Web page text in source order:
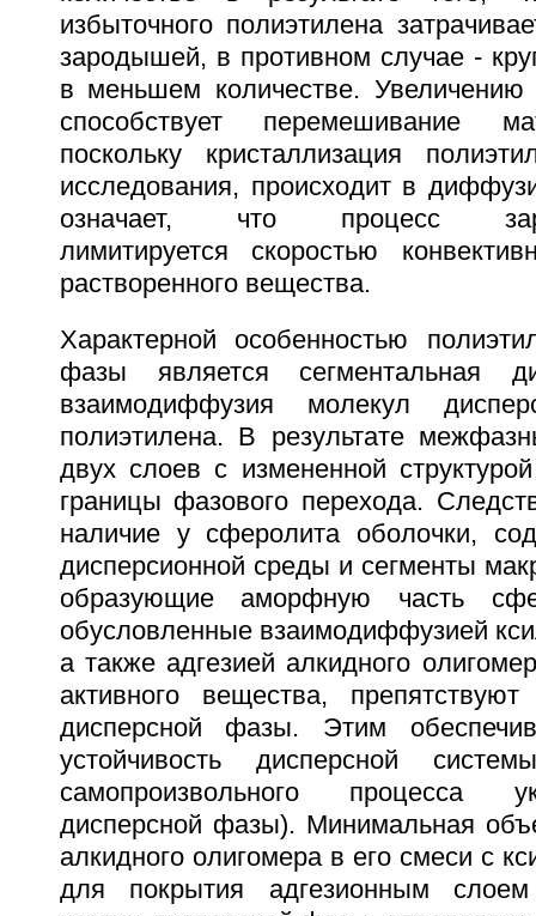
избыточного полиэтилена
зародышей, в противном случае -
в меньшем количестве. Увеличению
способствует перемешивание
поскольку кристаллизация
исследования, происходит в
означает, что процесс
лимитируется скоростью
растворенного вещества.
Характерной особенностью
фазы является сегментальная
взаимодиффузия молекул
полиэтилена. В результате
двух слоев с измененной
границы фазового перехода.
наличие у сферолита оболочки,
дисперсионной среды и сегменты
образующие аморфную часть
обусловленные взаимодиффузией
а также адгезией алкидного
активного вещества,
дисперсной фазы. Этим
устойчивость дисперсной
самопроизвольного процесса
дисперсной фазы). Минимальная
алкидного олигомера в его смеси с
для покрытия адгезионным